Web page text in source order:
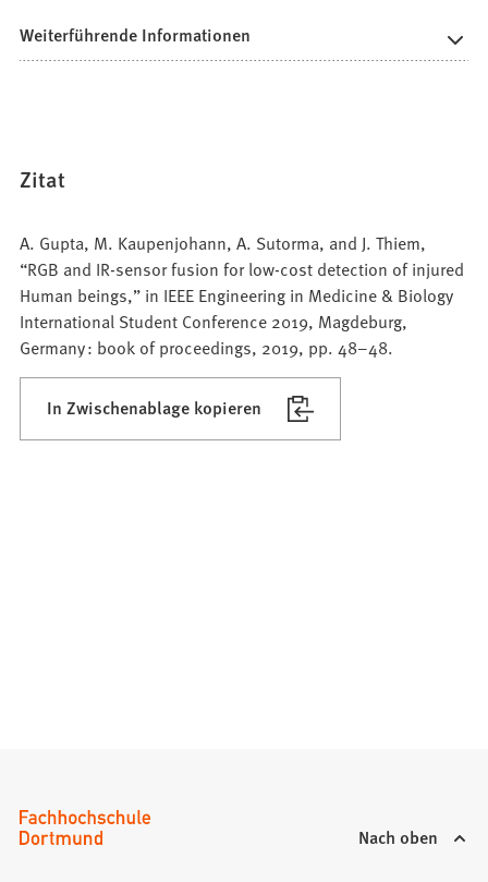
Weiterführende Informationen
Zitat
A. Gupta, M. Kaupenjohann, A. Sutorma, and J. Thiem,
“RGB and IR-sensor fusion for low-cost detection of injured
Human beings,” in IEEE Engineering in Medicine & Biology
International Student Conference 2019, Magdeburg,
Germany : book of proceedings, 2019, pp. 48–48.
In Zwischenablage kopieren
Nach oben